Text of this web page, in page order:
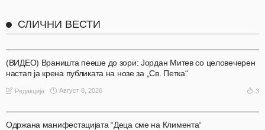
СЛИЧНИ ВЕСТИ
(ВИДЕО) Враништа пееше до зори: Јордан Митев со целовечерен
настап ја крена публиката на нозе за „Св. Петка“
Редакција Август 8, 2026 3
Одржана манифестацијата “Деца сме на Климента“